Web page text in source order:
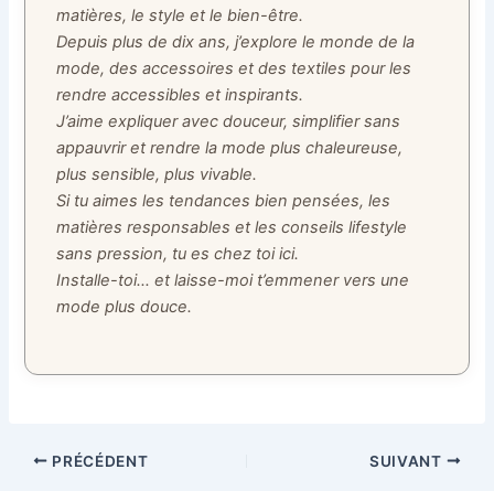
matières, le style et le bien-être.
Depuis plus de dix ans, j’explore le monde de la
mode, des accessoires et des textiles pour les
rendre accessibles et inspirants.
J’aime expliquer avec douceur, simplifier sans
appauvrir et rendre la mode plus chaleureuse,
plus sensible, plus vivable.
Si tu aimes les tendances bien pensées, les
matières responsables et les conseils lifestyle
sans pression, tu es chez toi ici.
Installe-toi… et laisse-moi t’emmener vers une
mode plus douce.
PRÉCÉDENT SUIVANT